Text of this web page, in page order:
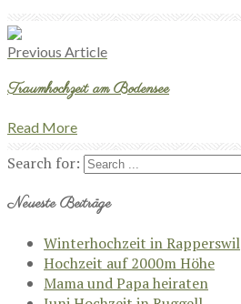
Previous Article
Traumhochzeit am Bodensee
Read More
Search for:
Neueste Beiträge
Winterhochzeit in Rapperswil
Hochzeit auf 2000m Höhe
Mama und Papa heiraten